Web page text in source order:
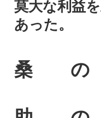
莫大な利益
あった。
田
桑 の
川